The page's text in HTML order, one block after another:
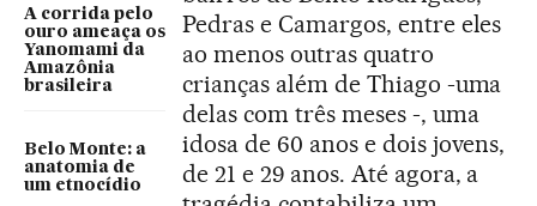
A corrida pelo
ouro ameaça os
Yanomami da
Amazônia
brasileira
Belo Monte: a
anatomia de
um etnocídio
Pedras e Camargos, entre eles
ao menos outras quatro
crianças além de Thiago -uma
delas com três meses -, uma
idosa de 60 anos e dois jovens,
de 21 e 29 anos. Até agora, a